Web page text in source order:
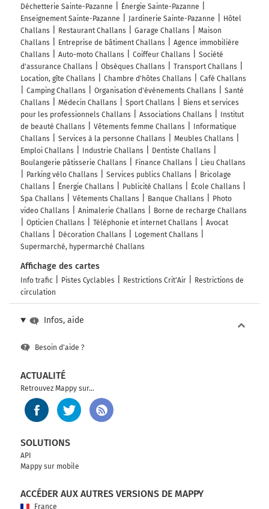
Déchetterie Sainte-Pazanne
Énergie Sainte-Pazanne
Enseignement Sainte-Pazanne
Jardinerie Sainte-Pazanne
Hôtel
Challans
Restaurant Challans Garage Challans
Maison
Challans
Entreprise de bâtiment Challans
Agence immobilière
Challans
Auto-moto Challans Coiffeur Challans
Société
d'assurance Challans
Obsèques Challans
Transport Challans
Location, gîte Challans
Chambre d'hôtes Challans
Café Challans
Camping Challans
Organisation d'événements Challans
Santé
Challans
Médecin Challans Sport Challans
Biens et services
pour les professionnels Challans
Associations Challans
Institut
de beauté Challans
Vêtements femme Challans
Informatique
Challans
Services à la personne Challans
Meubles Challans
Emploi Challans
Industrie Challans
Dentiste Challans
Boulangerie pâtisserie Challans
Finance Challans
Lieu Challans
Parking vélo Challans
Services publics Challans
Bricolage
Challans
Énergie Challans Publicité Challans
École Challans
Spa Challans
Vêtements Challans Banque Challans
Photo
video Challans
Animalerie Challans
Borne de recharge Challans
Opticien Challans
Téléphonie et internet Challans
Avocat
Challans
Décoration Challans
Logement Challans
Supermarché, hypermarché Challans
Affichage des cartes
Info trafic Pistes Cyclables Restrictions Crit'Air
Restrictions de
circulation
Infos, aide
Besoin d'aide ?
ACTUALITÉ
Retrouvez Mappy sur...
SOLUTIONS
API
Mappy sur mobile
ACCÉDER AUX AUTRES VERSIONS DE MAPPY
France